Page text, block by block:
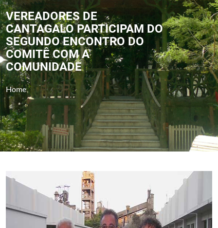
VEREADORES DE
CANTAGALO PARTICIPAM DO
SEGUNDO ENCONTRO DO
COMITÊ COM A
COMUNIDADE
Home